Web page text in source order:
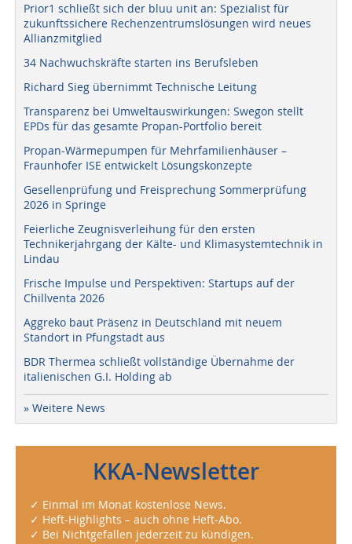
Prior1 schließt sich der bluu unit an: Spezialist für
zukunftssichere Rechenzentrumslösungen wird neues
Allianzmitglied
34 Nachwuchskräfte starten ins Berufsleben
Richard Sieg übernimmt Technische Leitung
Transparenz bei Umweltauswirkungen: Swegon stellt
EPDs für das gesamte Propan-Portfolio bereit
Propan-Wärmepumpen für Mehrfamilienhäuser –
Fraunhofer ISE entwickelt Lösungskonzepte
Gesellenprüfung und Freisprechung Sommerprüfung
2026 in Springe
Feierliche Zeugnisverleihung für den ersten
Technikerjahrgang der Kälte- und Klimasystemtechnik in
Lindau
Frische Impulse und Perspektiven: Startups auf der
Chillventa 2026
Aggreko baut Präsenz in Deutschland mit neuem
Standort in Pfungstadt aus
BDR Thermea schließt vollständige Übernahme der
italienischen G.I. Holding ab
» Weitere News
KKA-Newsletter
✓ Einmal im Monat kostenlose News.
✓ Heft-Highlights – auch ohne Heft-Abo.
✓ Bei Nichtgefallen jederzeit zu kündigen.